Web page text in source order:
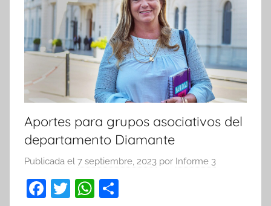
Aportes para grupos asociativos del
departamento Diamante
Publicada el 7 septiembre, 2023 por Informe 3
F
T
W